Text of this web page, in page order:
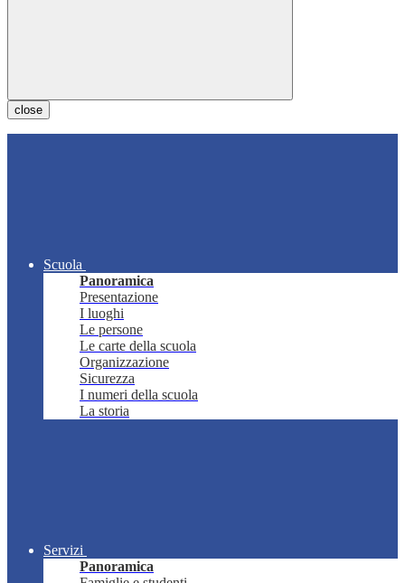
close
Scuola
Panoramica
Presentazione
I luoghi
Le persone
Le carte della scuola
Organizzazione
Sicurezza
I numeri della scuola
La storia
Servizi
Panoramica